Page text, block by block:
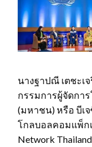
นางฐาปณี เตชะเ
กรรมการผู้จัดกา
(มหาชน) หรือ บีเ
โกลบอลคอมแพ็ก
Network